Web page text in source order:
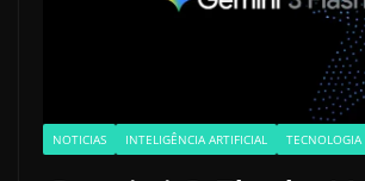
NOTICIAS INTELIGÊNCIA ARTIFICIAL TECNOLOGIA